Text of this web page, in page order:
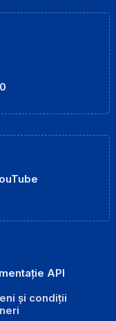
API
și condiții